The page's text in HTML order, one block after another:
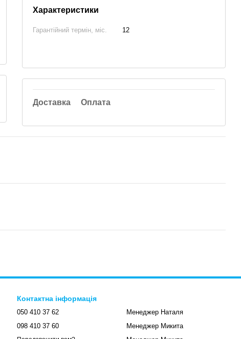
Характеристики
Гарантійний термін, міс. 12
Доставка Оплата
Контактна інформація
050 410 37 62
098 410 37 60
Менеджер Наталя
Менеджер Микита